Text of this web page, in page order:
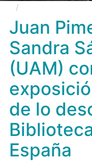
comisarios de
desconocido en la
Juan
Sandra
(UAM)
de lo
España